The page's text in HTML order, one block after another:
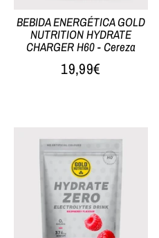
BEBIDA ENERGÉTICA GOLD
NUTRITION HYDRATE
CHARGER H60 - Cereza
19,99€